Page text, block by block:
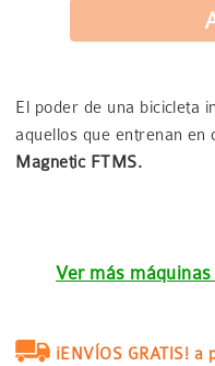
El poder de una bicicleta
aquellos que entrenan en
Magnetic FTMS.
Ver más
¡ENVÍOS GRATIS! a